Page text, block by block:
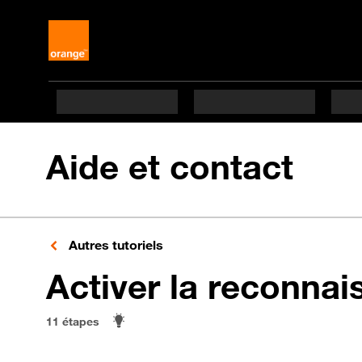
Aide et contact
Autres tutoriels
Activer la
11 étapes